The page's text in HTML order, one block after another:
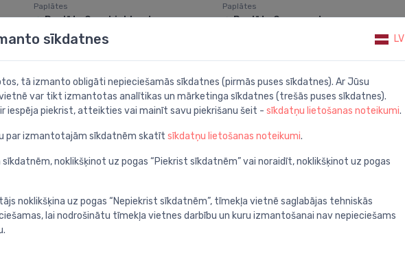
Paplātes
⬤Paplāte Ona, highland green
23.00 €
Paplātes
⬤Paplāte Ona, sand grey
sīkdatnes LV
tā izmanto obligāti nepieciešamās sīkdatnes (pirmās puses sīkdatnes). Ar Jūsu
var tikt izmantotas analītikas un mārketinga sīkdatnes (trešās puses sīkdatnes).
iespēja piekrist, atteikties vai mainīt savu piekrišanu šeit - sīkdatņu lietošanas noteikumi.
par izmantotajām sīkdatnēm skatīt sīkdatņu lietošanas noteikumi.
noklikšķinot uz pogas “Piekrist sīkdatnēm” vai noraidīt, noklikšķinot uz pogas
noklikšķina uz pogas “Nepiekrist sīkdatnēm”, tīmekļa vietnē saglabājas tehniskās
lai nodrošinātu tīmekļa vietnes darbību un kuru izmantošanai nav nepieciešams